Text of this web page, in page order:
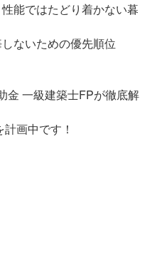
能ではたどり着かない暮
ないための優先順位
金 一級建築士FPが徹底解
画中です！